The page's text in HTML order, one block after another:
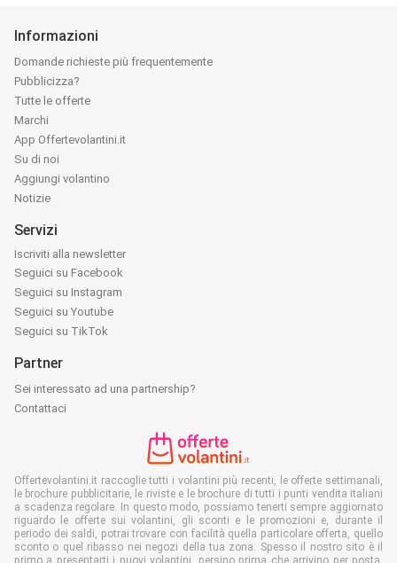
Informazioni
Domande richieste più frequentemente
Pubblicizza?
Tutte le offerte
Marchi
App Offertevolantini.it
Su di noi
Aggiungi volantino
Notizie
Servizi
Iscriviti alla newsletter
Seguici su Facebook
Seguici su Instagram
Seguici su Youtube
Seguici su TikTok
Partner
Sei interessato ad una partnership?
Contattaci
Offertevolantini.it raccoglie tutti i volantini più recenti, le offerte settimanali,
le brochure pubblicitarie, le riviste e le brochure di tutti i punti vendita italiani
a scadenza regolare. In questo modo, possiamo tenerti sempre aggiornato
riguardo le offerte sui volantini, gli sconti e le promozioni e, durante il
periodo dei saldi, potrai trovare con facilità quella particolare offerta, quello
sconto o quel ribasso nei negozi della tua zona. Spesso il nostro sito è il
primo a presentarti i nuovi volantini, persino prima che arrivino per posta.